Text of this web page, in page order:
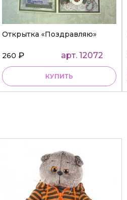
Открытка «Поздравляю»
260 ₽ арт. 12072
КУПИТЬ